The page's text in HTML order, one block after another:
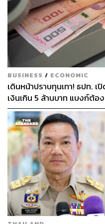
BUSINESS / ECONOMIC
เดินหน้าปราบทุนเทา! ธปท.
เงินเกิน 5 ล้านบาท แบงก์ต้อ